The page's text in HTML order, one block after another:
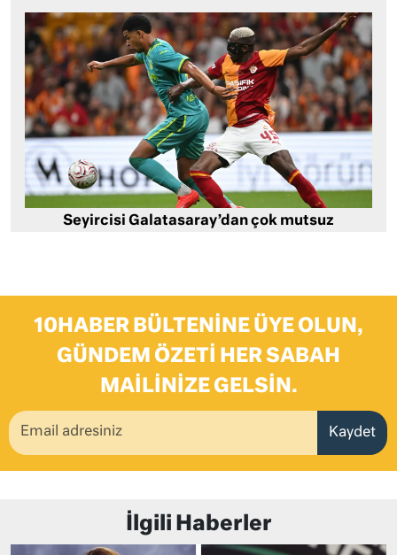
Seyircisi Galatasaray’dan çok mutsuz
10HABER BÜLTENINE ÜYE OLUN,
GÜNDEM ÖZETI HER SABAH
MAILINIZE GELSIN.
Kaydet
İlgili Haberler